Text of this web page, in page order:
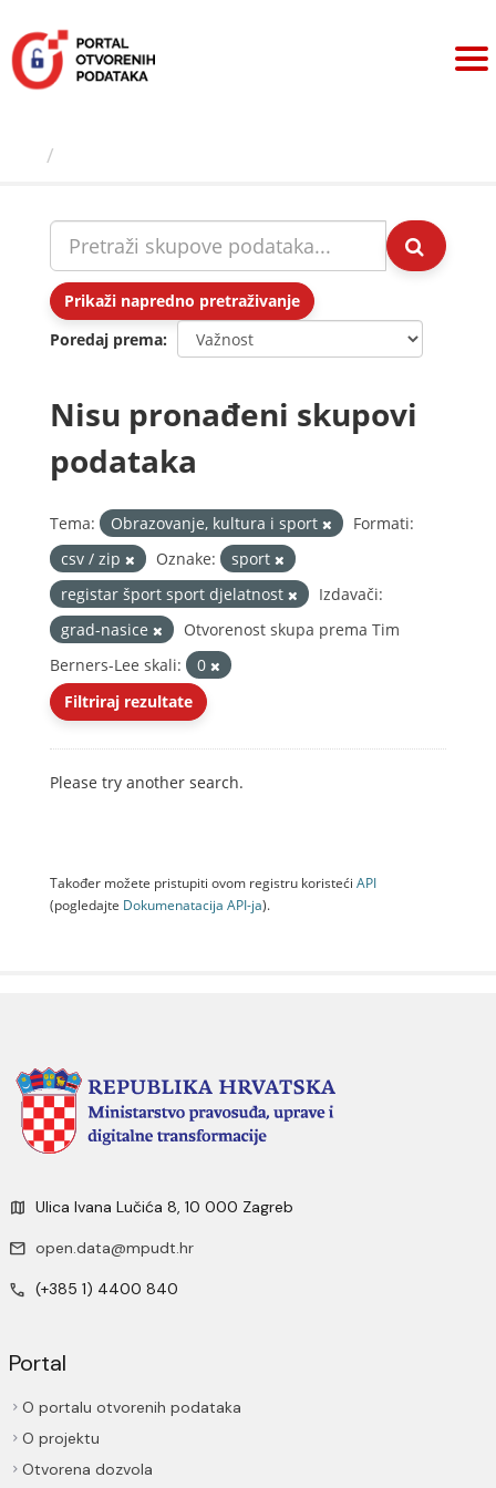
sadržaj
Prikaži napredno pretraživanje
Poredaj prema
Nisu pronađeni skupovi
podataka
Tema: Obrazovanje, kultura i sport
Formati:
csv / zip
Oznake:
sport
registar šport sport djelatnost
Izdavači:
grad-nasice
Otvorenost skupa prema Tim
Berners-Lee skali:
0
Filtriraj rezultate
Please try another search.
Također možete pristupiti ovom registru koristeći API
(pogledajte Dokumenаtаcijа API-jа).